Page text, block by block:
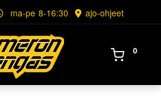
ma-pe 8-16:30 ajo-ohjeet
0